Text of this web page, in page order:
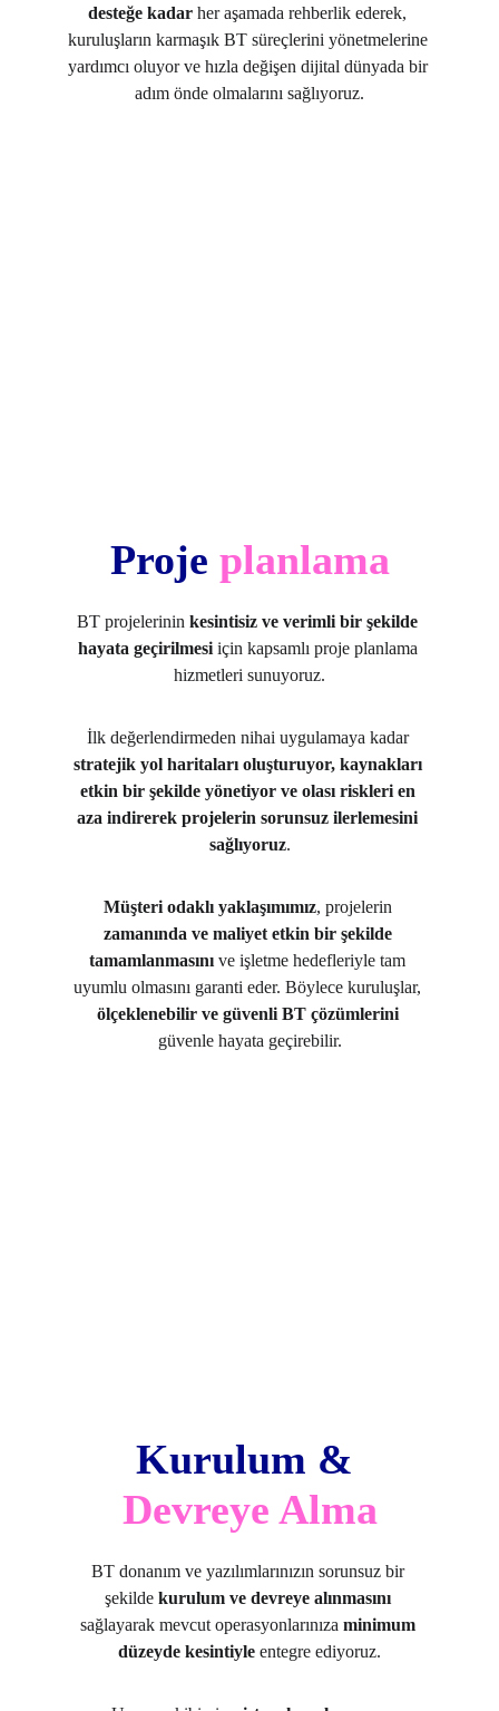
Kurulum &
Devreye Alma
desteğe kadar her aşamada rehberlik ederek,
kuruluşların karmaşık BT süreçlerini yönetmelerine
yardımcı oluyor ve hızla değişen dijital dünyada bir
adım önde olmalarını sağlıyoruz.
Proje planlama
BT projelerinin kesintisiz ve verimli bir şekilde
hayata geçirilmesi için kapsamlı proje planlama
hizmetleri sunuyoruz.
İlk değerlendirmeden nihai uygulamaya kadar
stratejik yol haritaları oluşturuyor, kaynakları
etkin bir şekilde yönetiyor ve olası riskleri en
aza indirerek projelerin sorunsuz ilerlemesini
sağlıyoruz.
Müşteri odaklı yaklaşımımız, projelerin
zamanında ve maliyet etkin bir şekilde
tamamlanmasını ve işletme hedefleriyle tam
uyumlu olmasını garanti eder. Böylece kuruluşlar,
ölçeklenebilir ve güvenli BT çözümlerini
güvenle hayata geçirebilir.
BT donanım ve yazılımlarınızın sorunsuz bir
şekilde kurulum ve devreye alınmasını
sağlayarak mevcut operasyonlarınıza minimum
düzeyde kesintiyle entegre ediyoruz.